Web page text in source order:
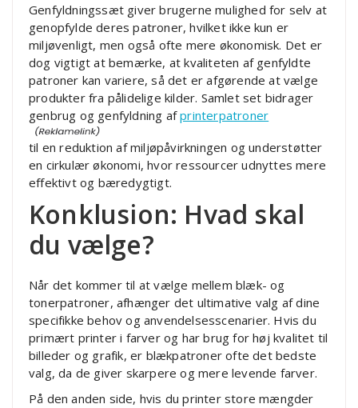
Genfyldningssæt giver brugerne mulighed for selv at
genopfylde deres patroner, hvilket ikke kun er
miljøvenligt, men også ofte mere økonomisk. Det er
dog vigtigt at bemærke, at kvaliteten af genfyldte
patroner kan variere, så det er afgørende at vælge
produkter fra pålidelige kilder. Samlet set bidrager
genbrug og genfyldning afprinterpatroner
til en reduktion af miljøpåvirkningen og understøtter
en cirkulær økonomi, hvor ressourcer udnyttes mere
effektivt og bæredygtigt.
Konklusion: Hvad skal
du vælge?
Når det kommer til at vælge mellem blæk- og
tonerpatroner, afhænger det ultimative valg af dine
specifikke behov og anvendelsesscenarier. Hvis du
primært printer i farver og har brug for høj kvalitet til
billeder og grafik, er blækpatroner ofte det bedste
valg, da de giver skarpere og mere levende farver.
På den anden side, hvis du printer store mængder